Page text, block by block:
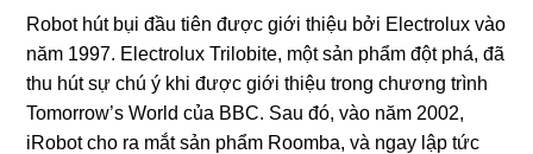
Robot hút bụi đầu tiên được giới thiệu bởi Electrolux vào
năm 1997. Electrolux Trilobite, một sản phẩm đột phá, đã
thu hút sự chú ý khi được giới thiệu trong chương trình
Tomorrow’s World của BBC. Sau đó, vào năm 2002,
iRobot cho ra mắt sản phẩm Roomba, và ngay lập tức